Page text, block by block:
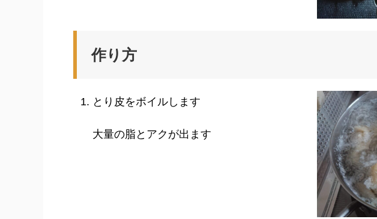
作り方
とり皮をボイルします
大量の脂とアクが出ます